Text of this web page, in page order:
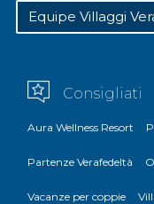
Equipe Villaggi
Consigliati
Aura Wellness Resort
Partenze Verafedeltà
Vacanze per coppie